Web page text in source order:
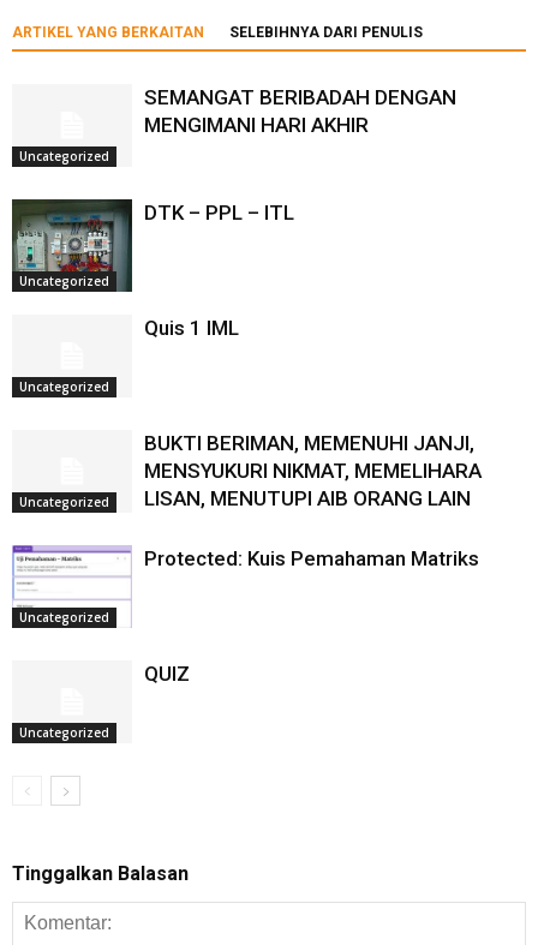
ARTIKEL YANG BERKAITAN SELEBIHNYA DARI PENULIS
Uncategorized
SEMANGAT BERIBADAH DENGAN
MENGIMANI HARI AKHIR
Uncategorized
DTK – PPL – ITL
Uncategorized
Quis 1 IML
Uncategorized
BUKTI BERIMAN, MEMENUHI JANJI,
MENSYUKURI NIKMAT, MEMELIHARA
LISAN, MENUTUPI AIB ORANG LAIN
Uncategorized
Protected: Kuis Pemahaman Matriks
Uncategorized
QUIZ
Tinggalkan Balasan